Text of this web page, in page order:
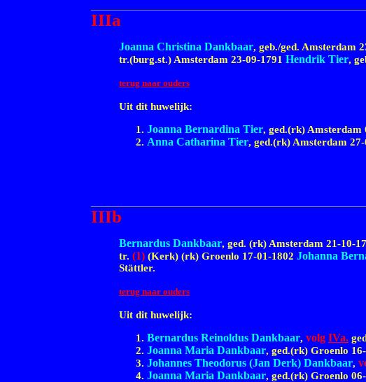
IIIa
Joanna Christina Dankbaar, geb./ged. Amsterdam
tr.(burg.st.) Amsterdam 23-09-1791 Hendrik Tier,
terug naar ouders
Uit dit huwelijk:
Joanna Bernardina Tier, ged.(rk) Amsterdam
Anna Catharina Tier, ged.(rk) Amsterdam
IIIb
Bernardus Dankbaar, ged. (rk) Amsterdam 21-10-
tr. (1) (Kerk) (rk) Groenlo 17-01-1802 Johanna
Stättler.
terug naar ouders
Uit dit huwelijk:
Bernardus Reinoldus Dankbaar, volg IVa.
Joanna Maria Dankbaar, ged.(rk) Groenlo
Johannes Theodorus (Jan Derk) Dankbaar,
Joanna Maria Dankbaar, ged.(rk) Groenlo